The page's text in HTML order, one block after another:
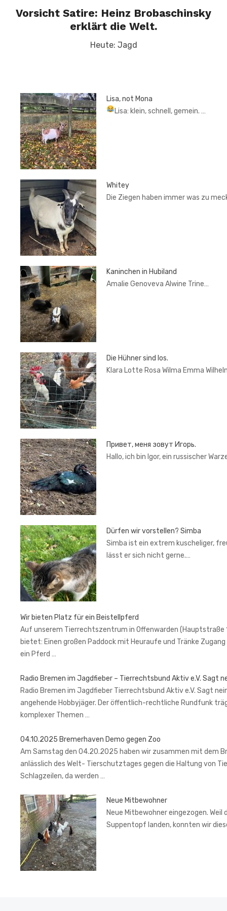
Vorsicht Satire: Heinz Brobaschinsky
erklärt die Welt.
Heute: Jagd
Lisa, not Mona
Lisa: klein, schnell, gemein. …
Whitey
Die Ziegen haben immer was zu
Kaninchen in Hubiland
Amalie Genoveva Alwine Trine…
Die Hühner sind los.
Klara Lotte Rosa Wilma Emma
Привет, меня зовут Игорь.
Hallo, ich bin Igor, ein russischer
Dürfen wir vorstellen? Simba
Simba ist ein extrem kuscheliger,
lässt er sich nicht gerne.…
Wir bieten Platz für ein Beistellpferd
Auf unserem Tierrechtszentrum in Offenwarden
bietet: Einen großen Paddock mit Heuraufe und Tränke
ein Pferd …
Radio Bremen im Jagdfieber – Tierrechtsbund Aktiv e.V. Sagt
Radio Bremen im Jagdfieber Tierrechtsbund Aktiv e.V. Sagt
angehende Hobbyjäger. Der öffentlich-rechtliche Rundfunk
komplexer Themen …
04.10.2025 Bremerhaven Demo gegen Zoo
Am Samstag den 04.20.2025 haben wir zusammen mit dem
anlässlich des Welt- Tierschutztages gegen die Haltung von
Schlagzeilen, da werden …
Neue Mitbewohner
Neue Mitbewohner eingezogen.
Suppentopf landen, konnten wir